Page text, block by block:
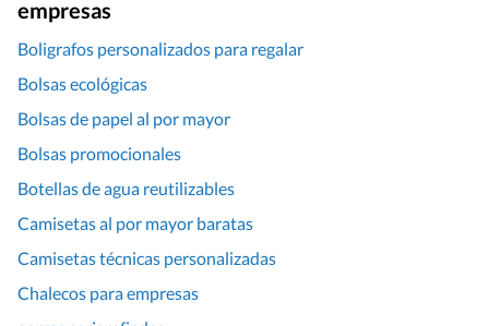
empresas
Boligrafos personalizados para regalar
Bolsas ecológicas
Bolsas de papel al por mayor
Bolsas promocionales
Botellas de agua reutilizables
Camisetas al por mayor baratas
Camisetas técnicas personalizadas
Chalecos para empresas